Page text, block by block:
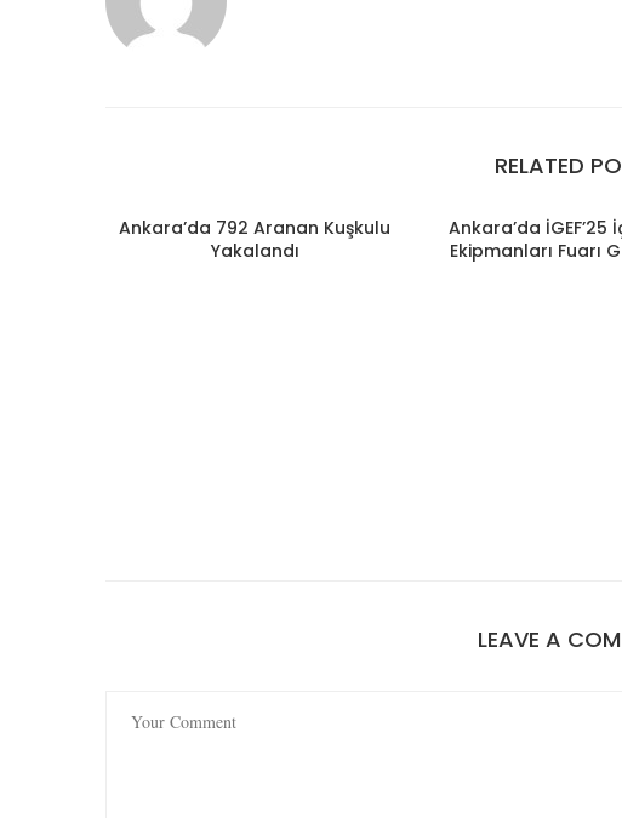
RELATED
Ankara’da 792 Aranan Kuşkulu
Yakalandı
Ankara’da İGEF’25
Ekipmanları Fuarı
LEAVE A